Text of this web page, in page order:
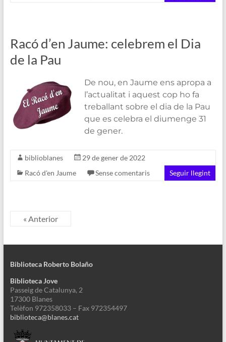
Racó d’en Jaume: celebrem el Dia
de la Pau
De nou, en Jaume ens apropa a
l’actualitat i aquest cop ho fa
treballant sobre el dia de la Pau
que es celebra el diumenge 31
de gener.
biblioblanes
29 de gener de 2022
Racó d'en Jaume
Sense comentaris Seguir llegint
« Anterior
Biblioteca Roberto Bolaño
Biblioteca Jove
Passeig de Catalunya, 2
17300 Blanes
Telèfon 972358033 – Fax 972354497
biblioteca@blanes.cat